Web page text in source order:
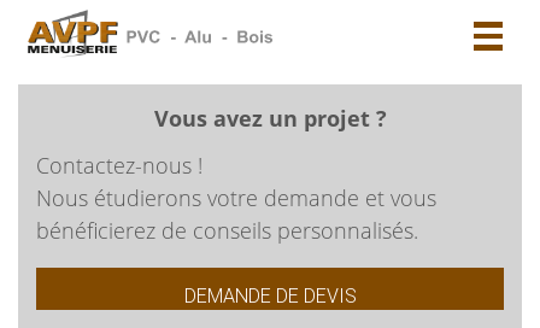
Vous avez un projet ?
Contactez-nous !
Nous étudierons votre demande et vous
bénéficierez de conseils personnalisés.
DEMANDE DE DEVIS